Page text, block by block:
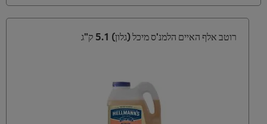
רוטב אלף האיים הלמנ'ס מיכל (גלון) 5.1 ק"ג